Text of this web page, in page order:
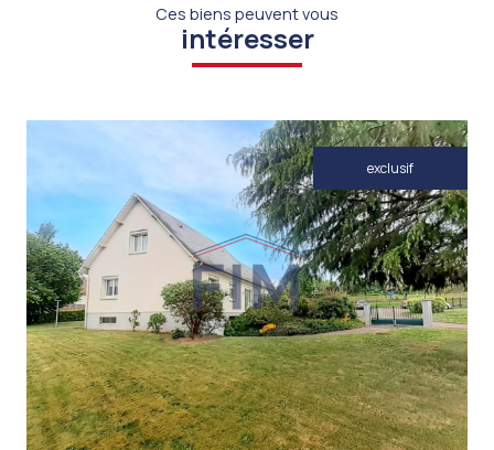
Ces biens peuvent vous
intéresser
exclusif
VOIR LE BIEN